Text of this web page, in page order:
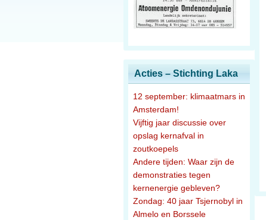
Acties – Stichting Laka
12 september: klimaatmars in
Amsterdam!
Vijftig jaar discussie over
opslag kernafval in
zoutkoepels
Andere tijden: Waar zijn de
demonstraties tegen
kernenergie gebleven?
Zondag: 40 jaar Tsjernobyl in
Almelo en Borssele